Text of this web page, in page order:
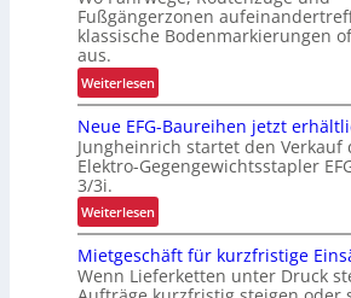
n
n
r
b
e
t
r
e
b
l
Fußgängerzonen
klassische Bodenmarkierungen
aus.
Weiterlesen:
A
r
b
e
i
t
s
s
i
Neue EFG-Baureihen jetzt
Jungheinrich startet den Verkauf
Elektro-Gegengewichtsstapler
3/3i.
Weiterlesen:
N
e
u
Mietgeschäft für kurzfristige
Wenn Lieferketten unter Druck